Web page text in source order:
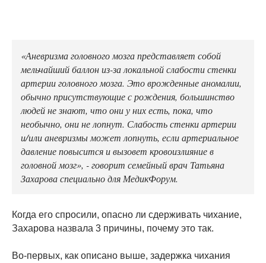
«Аневризма головного мозга представляет собой
мельчайший баллон из-за локальной слабости стенки
артерии головного мозга. Это врожденные аномалии,
обычно присутствующие с рождения, большинство
людей не знают, что они у них есть, пока, что
необычно, они не лопнут. Слабость стенки артерии
и/или аневризмы может лопнуть, если артериальное
давление повысится и вызовет кровоизлияние в
головной мозг», - говорит семейный врач Татьяна
Захарова специально для МедикФорум.
Когда его спросили, опасно ли сдерживать чихание,
Захарова назвала 3 причины, почему это так.
Во-первых, как описано выше, задержка чихания